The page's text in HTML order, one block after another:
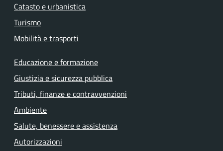
Catasto e urbanistica
Turismo
Mobilità e trasporti
Educazione e formazione
Giustizia e sicurezza pubblica
Tributi, finanze e contravvenzioni
Ambiente
Salute, benessere e assistenza
Autorizzazioni